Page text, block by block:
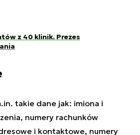
z 40 klinik. Prezes
takie dane jak: imiona i
numery rachunków
i kontaktowe, numery